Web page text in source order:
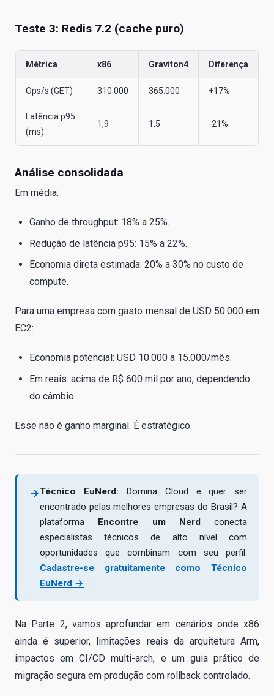
Teste 3: Redis 7.2 (cache puro)
Métrica x86 Graviton4 Diferença
Ops/s (GET) 310.000 365.000 +17%
Latência p95
(ms)
1,9 1,5 -21%
Análise consolidada
Em média:
Ganho de throughput: 18% a 25%.
Redução de latência p95: 15% a 22%.
Economia direta estimada: 20% a 30% no custo de
compute.
Para uma empresa com gasto mensal de USD 50.000 em
EC2:
Economia potencial: USD 10.000 a 15.000/mês.
Em reais: acima de R$ 600 mil por ano, dependendo
do câmbio.
Esse não é ganho marginal. É estratégico.
→Técnico EuNerd: Domina Cloud e quer ser
encontrado pelas melhores empresas do Brasil? A
plataforma Encontre um Nerdconecta
especialistas técnicos de alto nível com
oportunidades que combinam com seu perfil.
Cadastre-se gratuitamente como Técnico
EuNerd →
Na Parte 2, vamos aprofundar em cenários onde x86
ainda é superior, limitações reais da arquitetura Arm,
impactos em CI/CD multi-arch, e um guia prático de
migração segura em produção com rollback controlado.